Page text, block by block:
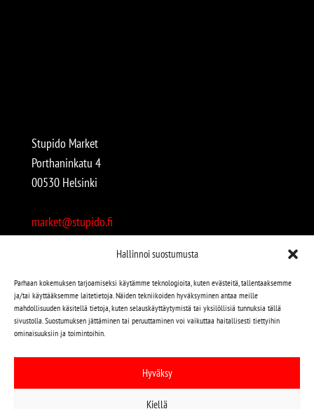
Hallinnoi suostumusta
Parhaan kokemuksen tarjoamiseksi käytämme teknologioita, kuten evästeitä, tallentaaksemme
ja/tai käyttääksemme laitetietoja. Näiden tekniikoiden hyväksyminen antaa meille
mahdollisuuden käsitellä tietoja, kuten selauskäyttäytymistä tai yksilöllisiä tunnuksia tällä
sivustolla. Suostumuksen jättäminen tai peruuttaminen voi vaikuttaa haitallisesti tiettyihin
ominaisuuksiin ja toimintoihin.
Hyväksy
Kiellä
Stupido Market
Porthaninkatu 4
00530 Helsinki
market@stupido.fi
Avoinna:
arkisin 12-18
lauantaisin 12-17
Stupido löytyy myös kivijalasta!
Stupido Marketista löydät niin uudet kuin käytetytkin